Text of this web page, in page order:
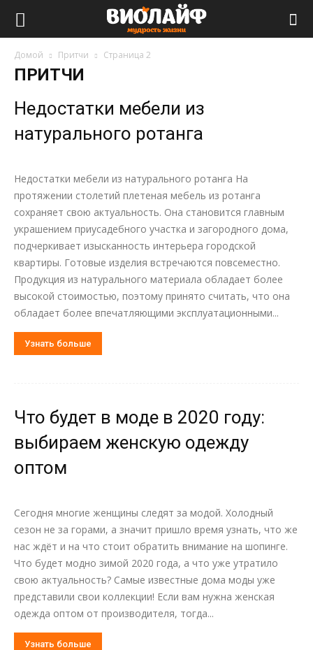
Домой Притчи Страница 2
ПРИТЧИ
Недостатки мебели из
натурального ротанга
Недостатки мебели из натурального ротанга На
протяжении столетий плетеная мебель из ротанга
сохраняет свою актуальность. Она становится главным
украшением приусадебного участка и загородного дома,
подчеркивает изысканность интерьера городской
квартиры. Готовые изделия встречаются повсеместно.
Продукция из натурального материала обладает более
высокой стоимостью, поэтому принято считать, что она
обладает более впечатляющими эксплуатационными...
Узнать больше
Что будет в моде в 2020 году:
выбираем женскую одежду
оптом
Сегодня многие женщины следят за модой. Холодный
сезон не за горами, а значит пришло время узнать, что же
нас ждёт и на что стоит обратить внимание на шопинге.
Что будет модно зимой 2020 года, а что уже утратило
свою актуальность? Самые известные дома моды уже
представили свои коллекции! Если вам нужна женская
одежда оптом от производителя, тогда...
Узнать больше